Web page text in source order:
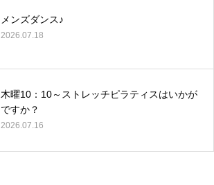
メンズダンス♪
2026.07.18
木曜10：10～ストレッチピラティスはいかが
ですか？
2026.07.16